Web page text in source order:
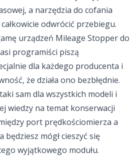
a narzędzia do cofania
odwrócić przebiegu.
urządzeń Mileage Stopper do
programiści piszą
dla każdego producenta i
że działa ono bezbłędnie.
sam dla wszystkich modeli i
wiedzy na temat konserwacji
port prędkościomierza a
będziesz mógł cieszyć się
wyjątkowego modułu.